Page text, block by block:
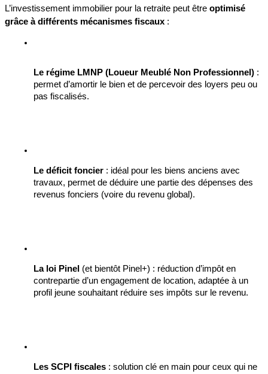
L’investissement immobilier pour la retraite peut être optimisé
grâce à différents mécanismes fiscaux :
Le régime LMNP (Loueur Meublé Non Professionnel) :
permet d’amortir le bien et de percevoir des loyers peu ou
pas fiscalisés.
Le déficit foncier : idéal pour les biens anciens avec
travaux, permet de déduire une partie des dépenses des
revenus fonciers (voire du revenu global).
La loi Pinel (et bientôt Pinel+) : réduction d’impôt en
contrepartie d’un engagement de location, adaptée à un
profil jeune souhaitant réduire ses impôts sur le revenu.
Les SCPI fiscales : solution clé en main pour ceux qui ne